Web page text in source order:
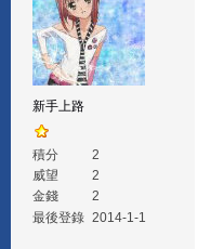
新手上路
積分
2
威望
2
金錢
2
最後登錄 2014-1-1